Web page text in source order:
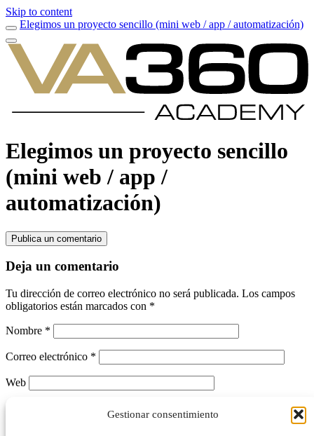
Gestionar consentimiento
Skip to content
Elegimos un proyecto sencillo (mini web / app / automatización)
Elegimos un proyecto sencillo
(mini web / app /
automatización)
Publica un comentario
Deja un comentario
Tu dirección de correo electrónico no será publicada. Los campos
obligatorios están marcados con *
Nombre *
Correo electrónico *
Web